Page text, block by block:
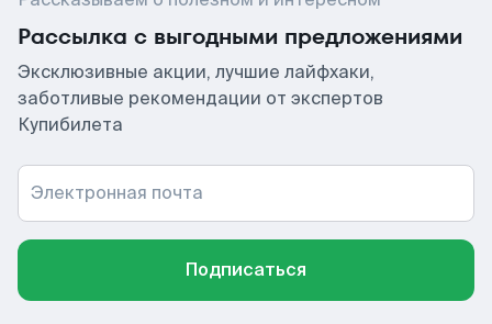
Рассылка с выгодными предложениями
Эксклюзивные акции, лучшие лайфхаки,
заботливые рекомендации от экспертов
Купибилета
Электронная почта
Подписаться